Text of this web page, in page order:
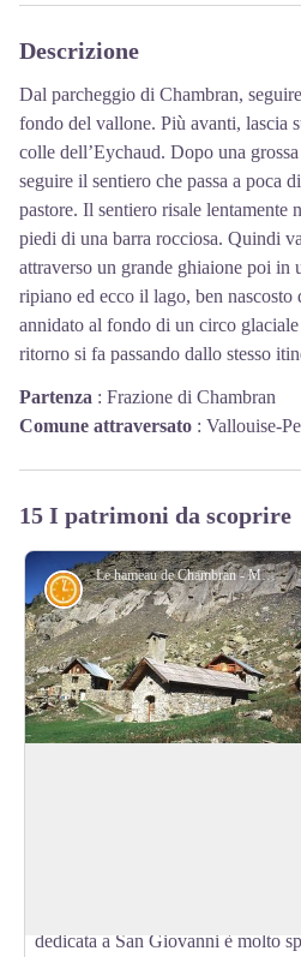
Descrizione
Dal parcheggio di Chambran,
fondo del vallone. Più avanti, lascia
colle dell’Eychaud. Dopo una
seguire il sentiero che passa a poca
pastore. Il sentiero risale
piedi di una barra rocciosa. Quindi
attraverso un grande ghiaione poi
ripiano ed ecco il lago, ben nascosto
annidato al fondo di un circo
ritorno si fa passando dallo stesso
Partenza : Frazione di Chambran
Comune attraversato : Vallouise-
15 I patrimoni da scoprire
Le hameau de Chambran - Marie-Geneviève Nicolas - PNE
Storia
dedicata a San Giovanni è molto